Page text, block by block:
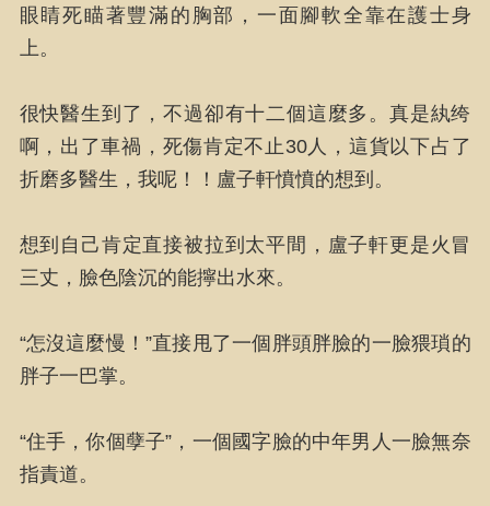
眼睛死瞄著豐滿的胸部，一面腳軟全靠在護士身
上。
很快醫生到了，不過卻有十二個這麼多。真是紈绔
啊，出了車禍，死傷肯定不止30人，這貨以下占了
折磨多醫生，我呢！！盧子軒憤憤的想到。
想到自己肯定直接被拉到太平間，盧子軒更是火冒
三丈，臉色陰沉的能擰出水來。
“怎沒這麼慢！”直接甩了一個胖頭胖臉的一臉猥瑣的
胖子一巴掌。
“住手，你個孽子”，一個國字臉的中年男人一臉無奈
指責道。